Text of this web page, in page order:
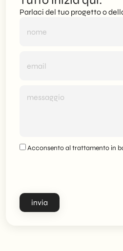
Parlaci del tuo progetto o
Acconsento al trattamento in